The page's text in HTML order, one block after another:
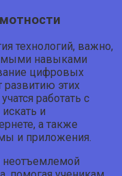
технологий, важно,
навыками
цифровых
развитию этих
работать с
и
а также
и приложения.
неотъемлемой